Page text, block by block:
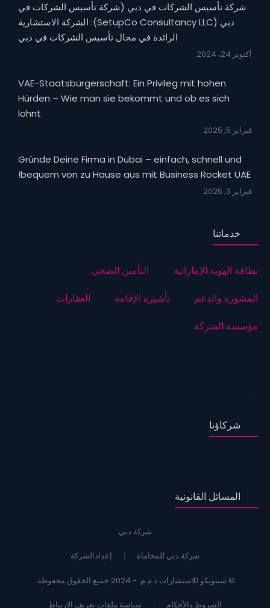
شركة تأسيس الشركات في دبي (شركة تأسيس الشركات في
دبي (SetupCo Consultancy LLC): الشركة الاستشارية
الرائدة في مجال تأسيس الشركات في دبي
أكتوبر 24، 2024
VAE-Staatsbürgerschaft: Ein Privileg mit hohen
Hürden – Wie man sie bekommt und ob es sich
lohnt
فبراير 5, 2025
Gründe Deine Firma in Dubai – einfach, schnell und
bequem von zu Hause aus mit Business Rocket UAE!
فبراير 3, 2025
خدماتنا
بطاقة الهوية الإماراتية
التأمين الصحي
المشورة والدعم
تأشيرة الإقامة
العقارات
مؤسسة الشركة
شركاؤنا
المسائل القانونية
شركة دبي
شركة دبي للمحاماة إعدادالشركة
© سيتوبكو للاستشارات ذ.م.م. - 2024 جميع الحقوق محفوظة.
الشروط والأحكام سياسة ملفات تعريف الارتباط